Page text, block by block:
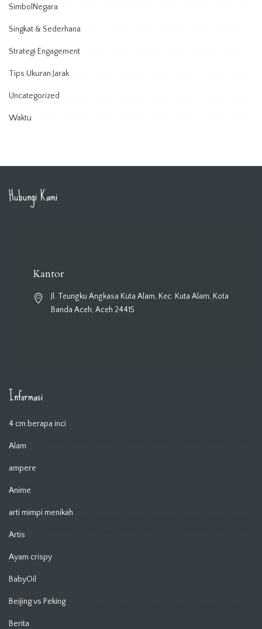
SimbolNegara
Singkat & Sederhana
Strategi Engagement
Tips Ukuran Jarak
Uncategorized
Waktu
Hubungi Kami
Kantor
Jl. Teungku Angkasa Kuta Alam, Kec. Kuta Alam, Kota
Banda Aceh, Aceh 24415
Informasi
4 cm berapa inci
Alam
ampere
Anime
arti mimpi menikah
Artis
Ayam crispy
BabyOil
Beijing vs Peking
Berita